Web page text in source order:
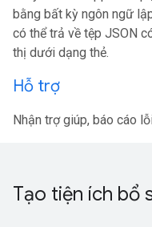
bằng bất kỳ ngôn ngữ
có thể trả về tệp JSON
thị dưới dạng thẻ.
Hỗ trợ
Nhận trợ giúp, báo cáo
Tạo tiện ích bổ